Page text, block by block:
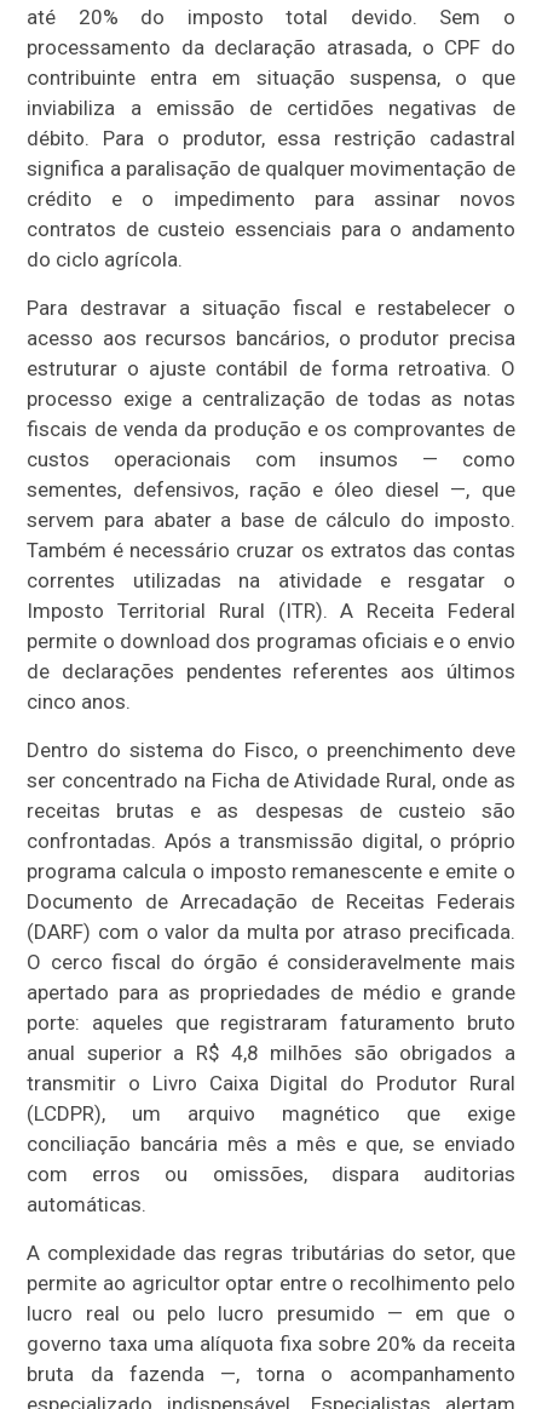
até 20% do imposto total devido. Sem o
processamento da declaração atrasada, o CPF do
contribuinte entra em situação suspensa, o que
inviabiliza a emissão de certidões negativas de
débito. Para o produtor, essa restrição cadastral
significa a paralisação de qualquer movimentação de
crédito e o impedimento para assinar novos
contratos de custeio essenciais para o andamento
do ciclo agrícola.
Para destravar a situação fiscal e restabelecer o
acesso aos recursos bancários, o produtor precisa
estruturar o ajuste contábil de forma retroativa. O
processo exige a centralização de todas as notas
fiscais de venda da produção e os comprovantes de
custos operacionais com insumos — como
sementes, defensivos, ração e óleo diesel —, que
servem para abater a base de cálculo do imposto.
Também é necessário cruzar os extratos das contas
correntes utilizadas na atividade e resgatar o
Imposto Territorial Rural (ITR). A Receita Federal
permite o download dos programas oficiais e o envio
de declarações pendentes referentes aos últimos
cinco anos.
Dentro do sistema do Fisco, o preenchimento deve
ser concentrado na Ficha de Atividade Rural, onde as
receitas brutas e as despesas de custeio são
confrontadas. Após a transmissão digital, o próprio
programa calcula o imposto remanescente e emite o
Documento de Arrecadação de Receitas Federais
(DARF) com o valor da multa por atraso precificada.
O cerco fiscal do órgão é consideravelmente mais
apertado para as propriedades de médio e grande
porte: aqueles que registraram faturamento bruto
anual superior a R$ 4,8 milhões são obrigados a
transmitir o Livro Caixa Digital do Produtor Rural
(LCDPR), um arquivo magnético que exige
conciliação bancária mês a mês e que, se enviado
com erros ou omissões, dispara auditorias
automáticas.
A complexidade das regras tributárias do setor, que
permite ao agricultor optar entre o recolhimento pelo
lucro real ou pelo lucro presumido — em que o
governo taxa uma alíquota fixa sobre 20% da receita
bruta da fazenda —, torna o acompanhamento
especializado indispensável. Especialistas alertam